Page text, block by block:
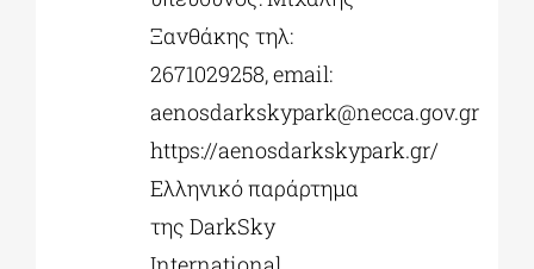
Ξανθάκης τηλ:
2671029258, email:
aenosdarkskypark@necca.gov.gr
https://aenosdarkskypark.gr/
Ελληνικό παράρτημα
της DarkSky